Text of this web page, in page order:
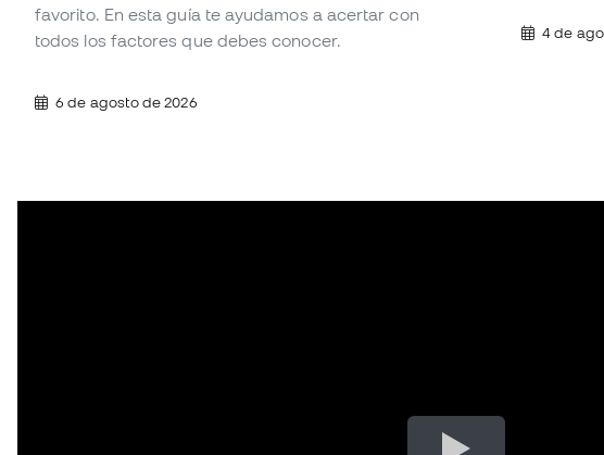
favorito. En esta guía te ayudamos a acertar con
todos los factores que debes conocer.
6 de agosto de 2026
4 de